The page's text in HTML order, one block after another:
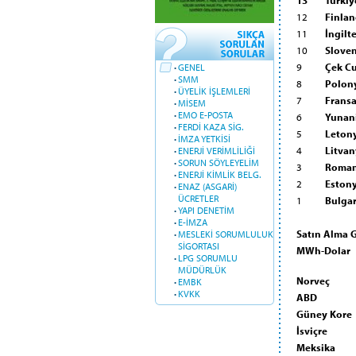
·GENEL
·SMM
·ÜYELİK İŞLEMLERİ
·MİSEM
·EMO E-POSTA
·FERDİ KAZA SİG.
·İMZA YETKİSİ
·ENERJİ VERİMLİLİĞİ
·SORUN SÖYLEYELİM
·ENERJİ KİMLİK BELG.
·ENAZ (ASGARİ)
ÜCRETLER
·YAPI DENETİM
·E-İMZA
·MESLEKİ SORUMLULUK
SİGORTASI
·LPG SORUMLU
MÜDÜRLÜK
·EMBK
·KVKK
12
11
10
9
Çek
8
7
Fransa
6
5
4
3
2
1
Satın Alma
MWh-Dolar
Norveç
ABD
Güney Kore
İsviçre
Meksika